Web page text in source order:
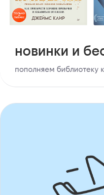
новинки и
пополняем библиотеку